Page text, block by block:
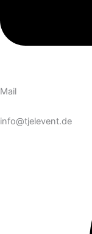
Mail
info@tjelevent.de